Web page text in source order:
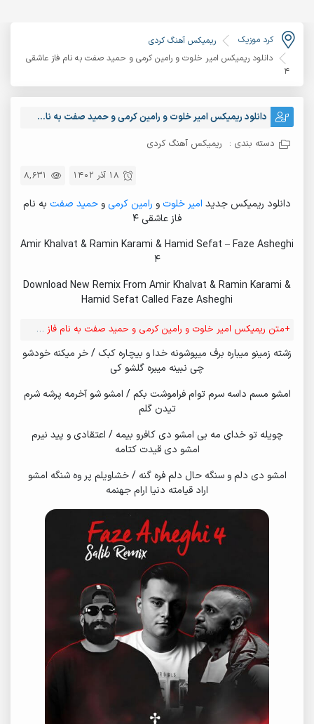
کرد موزیک
ریمیکس آهنگ کردی
دانلود ریمیکس امیر خلوت و رامین کرمی و حمید صفت به نام فاز عاشقی
4
دانلود ریمیکس امیر خلوت و رامین کرمی و حمید صفت به نام فاز عاشقی 4
دسته بندی : ریمیکس آهنگ کردی
8,631 18 آذر 1402
دانلود ریمیکس جدید امیر خلوت و رامین کرمی و حمید صفت به نام
فاز عاشقی 4
Amir Khalvat & Ramin Karami & Hamid Sefat – Faze Asheghi
4
Download New Remix From Amir Khalvat & Ramin Karami &
Hamid Sefat Called Faze Asheghi
+متن ریمیکس امیر خلوت و رامین کرمی و حمید صفت به نام فاز عاشقی 4
زشته زمینو میباره برف میپوشونه خدا و بیچاره کبک / خر میکنه خودشو
چی نبینه میبره گلشو کی
امشو مسم داسه سرم توام فراموشت بکم / امشو شو آخرمه پرشه شرم
تیدن گلم
چویله تو خدای مه بی امشو دی کافرو بیمه / اعتقادی و پید نیرم
امشو دی قیدت کتامه
امشو دی دلم و سنگه حال دلم فره گنه / خشاویلم پر وه شنگه امشو
اراد قیامته دنیا ارام جهنمه